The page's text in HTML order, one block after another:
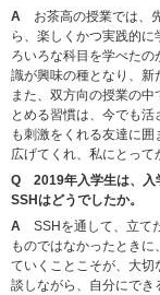
A お茶高の授業では、
ら、楽しくかつ実践的
ろいろな科目を学べた
識が興味の種となり、新
また、双方向の授業の
とめる習慣は、今でも
も刺激をくれる友達に
広げてくれ、私にとって
Q 2019年入学生は、入
SSHはどうでしたか。
A SSHを通して、立て
ものではなかったときに
ていくことこそが、大切
談しながら、自分にでき